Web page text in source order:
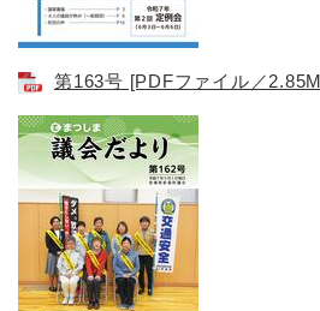
第163号 [PDFファイル／